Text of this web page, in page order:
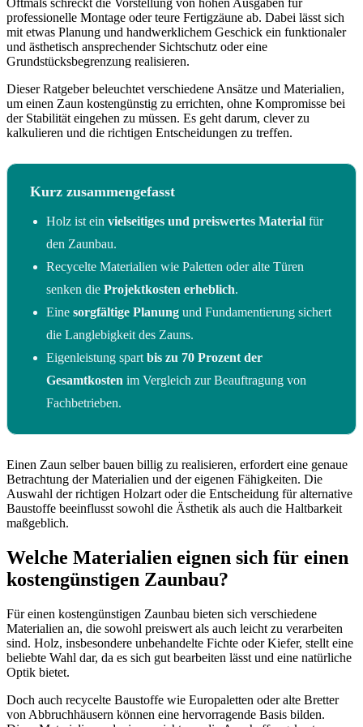
Oftmals schreckt die Vorstellung von hohen Ausgaben für
professionelle Montage oder teure Fertigzäune ab. Dabei lässt sich
mit etwas Planung und handwerklichem Geschick ein funktionaler
und ästhetisch ansprechender Sichtschutz oder eine
Grundstücksbegrenzung realisieren.
Dieser Ratgeber beleuchtet verschiedene Ansätze und Materialien,
um einen Zaun kostengünstig zu errichten, ohne Kompromisse bei
der Stabilität eingehen zu müssen. Es geht darum, clever zu
kalkulieren und die richtigen Entscheidungen zu treffen.
Kurz zusammengefasst
Holz ist ein vielseitiges und preiswertes Material für
den Zaunbau.
Recycelte Materialien wie Paletten oder alte Türen
senken die Projektkosten erheblich.
Eine sorgfältige Planung und Fundamentierung sichert
die Langlebigkeit des Zauns.
Eigenleistung spartbis zu 70 Prozent der
Gesamtkosten im Vergleich zur Beauftragung von
Fachbetrieben.
Einen Zaun selber bauen billig zu realisieren, erfordert eine genaue
Betrachtung der Materialien und der eigenen Fähigkeiten. Die
Auswahl der richtigen Holzart oder die Entscheidung für alternative
Baustoffe beeinflusst sowohl die Ästhetik als auch die Haltbarkeit
maßgeblich.
Welche Materialien eignen sich für einen
kostengünstigen Zaunbau?
Für einen kostengünstigen Zaunbau bieten sich verschiedene
Materialien an, die sowohl preiswert als auch leicht zu verarbeiten
sind. Holz, insbesondere unbehandelte Fichte oder Kiefer, stellt eine
beliebte Wahl dar, da es sich gut bearbeiten lässt und eine natürliche
Optik bietet.
Doch auch recycelte Baustoffe wie Europaletten oder alte Bretter
von Abbruchhäusern können eine hervorragende Basis bilden.